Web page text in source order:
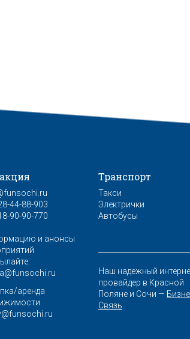
44-88-903
90-90-770
и анонсы
аренда
Транспорт
Такси
Электрички
Автобусы
Наш надежный
провайдер в Красной
Поляне и Сочи —
Связь